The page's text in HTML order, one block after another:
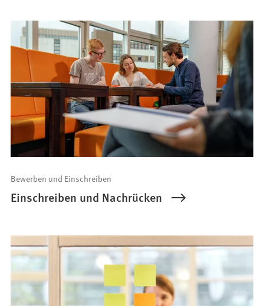
Bewerben und Einschreiben
Einschreiben und Nachrücken